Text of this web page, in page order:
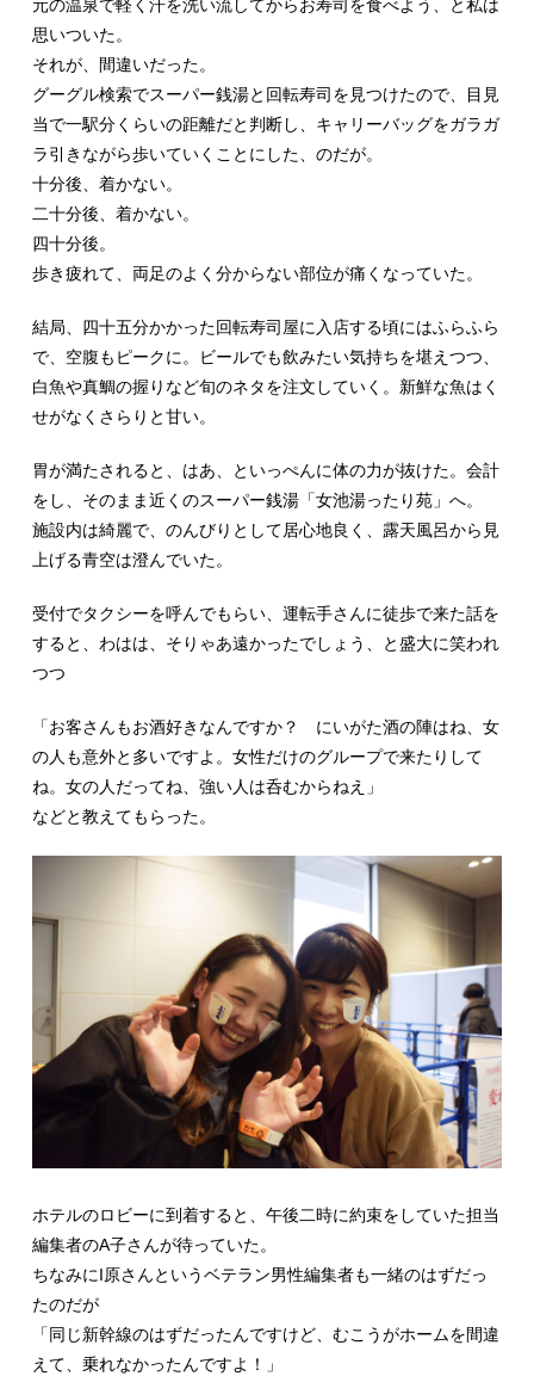
元の温泉で軽く汗を洗い流してからお寿司を食べよう、と私は
思いついた。
それが、間違いだった。
グーグル検索でスーパー銭湯と回転寿司を見つけたので、目見
当で一駅分くらいの距離だと判断し、キャリーバッグをガラガ
ラ引きながら歩いていくことにした、のだが。
十分後、着かない。
二十分後、着かない。
四十分後。
歩き疲れて、両足のよく分からない部位が痛くなっていた。
結局、四十五分かかった回転寿司屋に入店する頃にはふらふら
で、空腹もピークに。ビールでも飲みたい気持ちを堪えつつ、
白魚や真鯛の握りなど旬のネタを注文していく。新鮮な魚はく
せがなくさらりと甘い。
胃が満たされると、はあ、といっぺんに体の力が抜けた。会計
をし、そのまま近くのスーパー銭湯「女池湯ったり苑」へ。
施設内は綺麗で、のんびりとして居心地良く、露天風呂から見
上げる青空は澄んでいた。
受付でタクシーを呼んでもらい、運転手さんに徒歩で来た話を
すると、わはは、そりゃあ遠かったでしょう、と盛大に笑われ
つつ
「お客さんもお酒好きなんですか？ にいがた酒の陣はね、女
の人も意外と多いですよ。女性だけのグループで来たりして
ね。女の人だってね、強い人は呑むからねえ」
などと教えてもらった。
ホテルのロビーに到着すると、午後二時に約束をしていた担当
編集者のA子さんが待っていた。
ちなみにI原さんというベテラン男性編集者も一緒のはずだっ
たのだが
「同じ新幹線のはずだったんですけど、むこうがホームを間違
えて、乗れなかったんですよ！」